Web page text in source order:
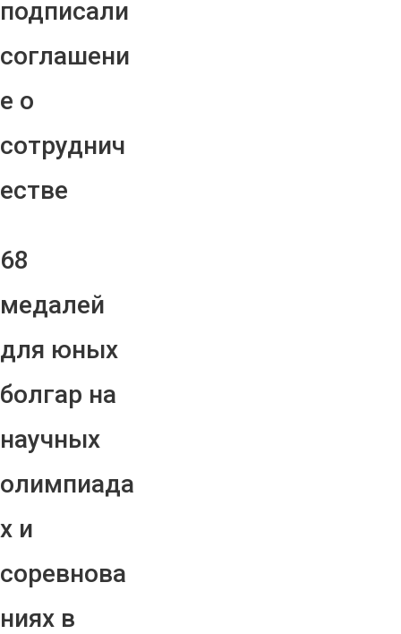
подписали
соглашени
е о
сотруднич
естве
68
медалей
для юных
болгар на
научных
олимпиада
х и
соревнова
ниях в